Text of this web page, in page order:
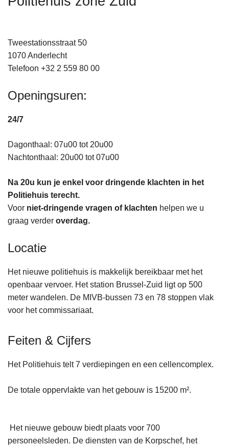
Tweestationsstraat 50
1070 Anderlecht
Telefoon +32 2 559 80 00
Openingsuren:
24/7
Dagonthaal: 07u00 tot 20u00
Nachtonthaal: 20u00 tot 07u00
Na 20u kun je enkel voor dringende klachten in het
Politiehuis terecht.
Voor niet‑dringende vragen of klachten helpen we u
graag verder overdag.
Locatie
Het nieuwe politiehuis is makkelijk bereikbaar met het
openbaar vervoer. Het station Brussel-Zuid ligt op 500
meter wandelen. De MIVB-bussen 73 en 78 stoppen vlak
voor het commissariaat.
Feiten & Cijfers
Het Politiehuis telt 7 verdiepingen en een cellencomplex.
De totale oppervlakte van het gebouw is 15200 m².
Het nieuwe gebouw biedt plaats voor 700
personeelsleden. De diensten van de Korpschef, het